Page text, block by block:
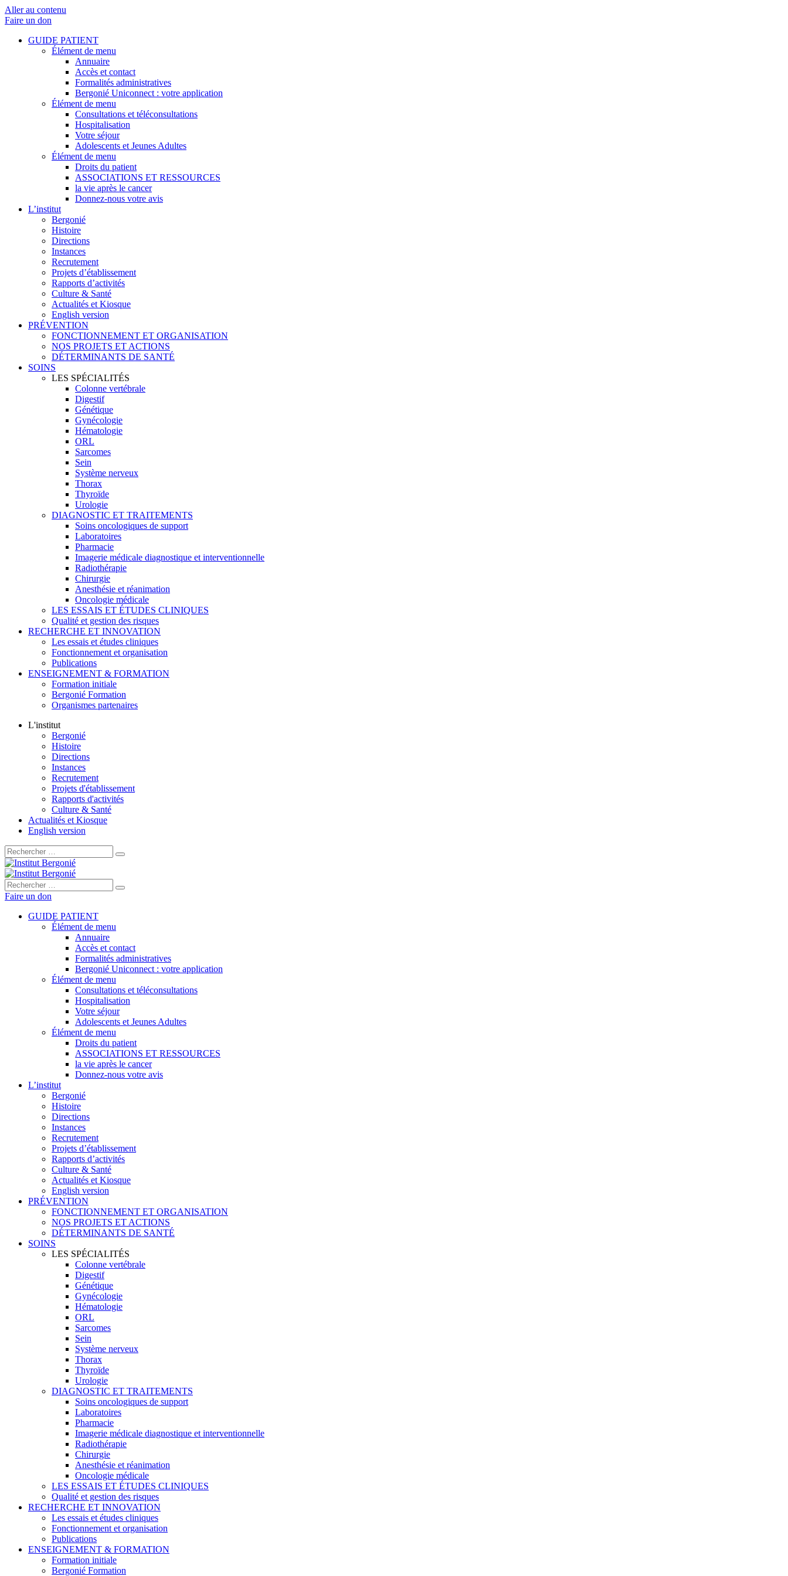
Aller au contenu
Faire un don
GUIDE PATIENT
Élément de menu
Annuaire
Accès et contact
Formalités administratives
Bergonié Uniconnect : votre application
Élément de menu
Consultations et téléconsultations
Hospitalisation
Votre séjour
Adolescents et Jeunes Adultes
Élément de menu
Droits du patient
ASSOCIATIONS ET RESSOURCES
la vie après le cancer
Donnez-nous votre avis
L’institut
Bergonié
Histoire
Directions
Instances
Recrutement
Projets d’établissement
Rapports d’activités
Culture & Santé
Actualités et Kiosque
English version
PRÉVENTION
FONCTIONNEMENT ET ORGANISATION
NOS PROJETS ET ACTIONS
DÉTERMINANTS DE SANTÉ
SOINS
LES SPÉCIALITÉS
Colonne vertébrale
Digestif
Génétique
Gynécologie
Hématologie
ORL
Sarcomes
Sein
Système nerveux
Thorax
Thyroïde
Urologie
DIAGNOSTIC ET TRAITEMENTS
Soins oncologiques de support
Laboratoires
Pharmacie
Imagerie médicale diagnostique et interventionnelle
Radiothérapie
Chirurgie
Anesthésie et réanimation
Oncologie médicale
LES ESSAIS ET ÉTUDES CLINIQUES
Qualité et gestion des risques
RECHERCHE ET INNOVATION
Les essais et études cliniques
Fonctionnement et organisation
Publications
ENSEIGNEMENT & FORMATION
Formation initiale
Bergonié Formation
Organismes partenaires
L'institut
Bergonié
Histoire
Directions
Instances
Recrutement
Projets d'établissement
Rapports d'activités
Culture & Santé
Actualités et Kiosque
English version
Rechercher :
Rechercher :
Faire un don
GUIDE PATIENT
Élément de menu
Annuaire
Accès et contact
Formalités administratives
Bergonié Uniconnect : votre application
Élément de menu
Consultations et téléconsultations
Hospitalisation
Votre séjour
Adolescents et Jeunes Adultes
Élément de menu
Droits du patient
ASSOCIATIONS ET RESSOURCES
la vie après le cancer
Donnez-nous votre avis
L’institut
Bergonié
Histoire
Directions
Instances
Recrutement
Projets d’établissement
Rapports d’activités
Culture & Santé
Actualités et Kiosque
English version
PRÉVENTION
FONCTIONNEMENT ET ORGANISATION
NOS PROJETS ET ACTIONS
DÉTERMINANTS DE SANTÉ
SOINS
LES SPÉCIALITÉS
Colonne vertébrale
Digestif
Génétique
Gynécologie
Hématologie
ORL
Sarcomes
Sein
Système nerveux
Thorax
Thyroïde
Urologie
DIAGNOSTIC ET TRAITEMENTS
Soins oncologiques de support
Laboratoires
Pharmacie
Imagerie médicale diagnostique et interventionnelle
Radiothérapie
Chirurgie
Anesthésie et réanimation
Oncologie médicale
LES ESSAIS ET ÉTUDES CLINIQUES
Qualité et gestion des risques
RECHERCHE ET INNOVATION
Les essais et études cliniques
Fonctionnement et organisation
Publications
ENSEIGNEMENT & FORMATION
Formation initiale
Bergonié Formation